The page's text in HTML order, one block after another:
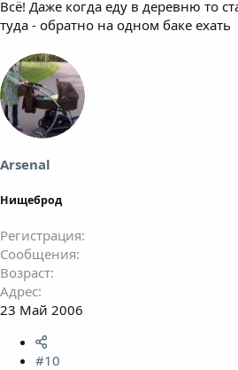
Всё! Даже когда еду в деревню то
туда - обратно на одном баке ехать
Arsenal
Нищеброд
Регистрация
Сообщения
Возраст
Адрес
23 Май 2006
#10